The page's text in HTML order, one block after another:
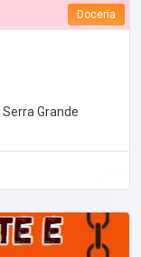
Doceria
Serra Grande